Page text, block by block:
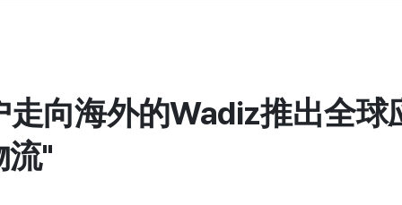
走向海外的Wadiz推出全
流"